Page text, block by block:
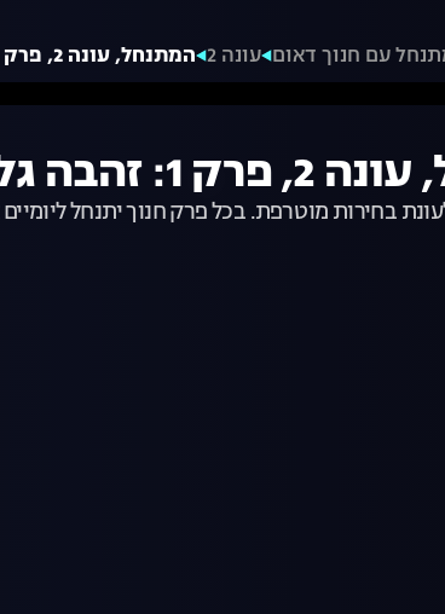
עם חנוך דאום עונה 2 המתנחל, עונה 2, פרק 1: זהבה גלאון
זהבה גלאון
בחירות מוטרפת. בכל פרק חנוך יתנחל